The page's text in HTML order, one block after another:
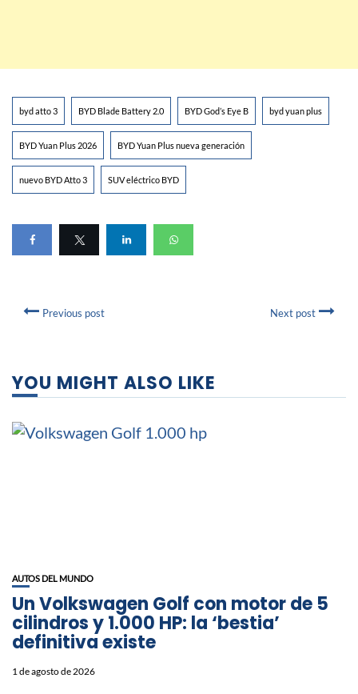
byd atto 3 BYD Blade Battery 2.0 BYD God’s Eye B byd yuan plus
BYD Yuan Plus 2026 BYD Yuan Plus nueva generación
nuevo BYD Atto 3 SUV eléctrico BYD
Previous post Next post
YOU MIGHT ALSO LIKE
AUTOS DEL MUNDO
Un Volkswagen Golf con motor de 5
cilindros y 1.000 HP: la ‘bestia’
definitiva existe
1 de agosto de 2026